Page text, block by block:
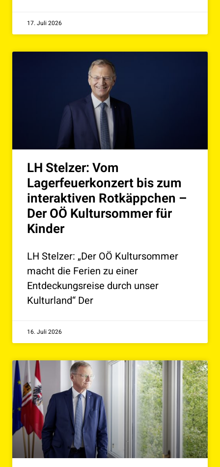
17. Juli 2026
LH Stelzer: Vom
Lagerfeuerkonzert bis zum
interaktiven Rotkäppchen –
Der OÖ Kultursommer für
Kinder
LH Stelzer: „Der OÖ Kultursommer
macht die Ferien zu einer
Entdeckungsreise durch unser
Kulturland“ Der
16. Juli 2026